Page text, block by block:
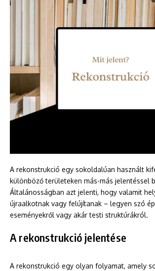
A rekonstrukció egy sokoldalúan használt
különböző területeken más-más jelentéssel
Általánosságban azt jelenti, hogy valamit
újraalkotnak vagy felújítanak – legyen szó
eseményekről vagy akár testi struktúrákról.
A rekonstrukció jelentése
A rekonstrukció egy olyan folyamat, amely